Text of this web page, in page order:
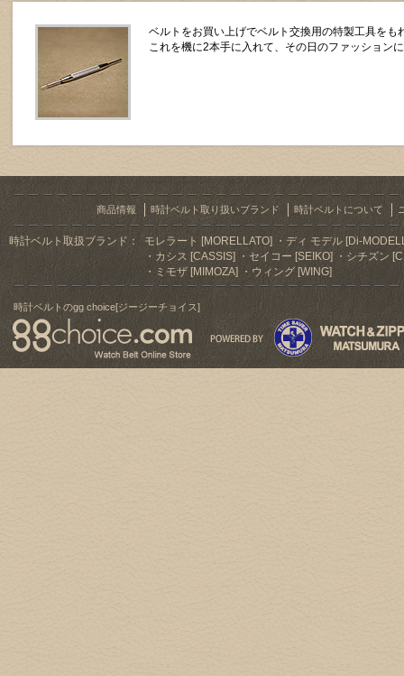
ベルトをお買い上げでベルト交換用の特製工具をも
これを機に2本手に入れて、その日のファッション
商品情報 時計ベルト取り扱いブランド 時計ベルトについて
時計ベルト取扱ブランド： モレラート [MORELLATO]
ディ モデル [Di-
カシス [CASSIS]
セイコー [SEIKO]
シチズン
ミモザ [MIMOZA]
ウィング [WING]
時計ベルトのgg choice[ジージーチョイス]